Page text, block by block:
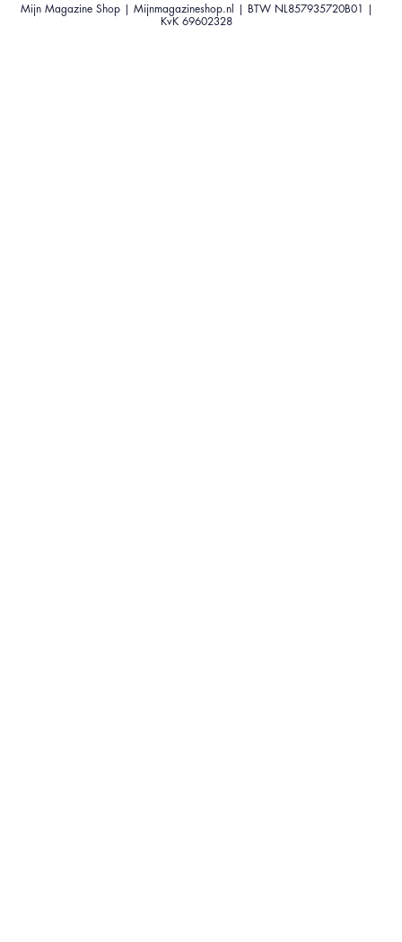
Mijn Magazine Shop | Mijnmagazineshop.nl | BTW NL857935720B01 |
KvK 69602328